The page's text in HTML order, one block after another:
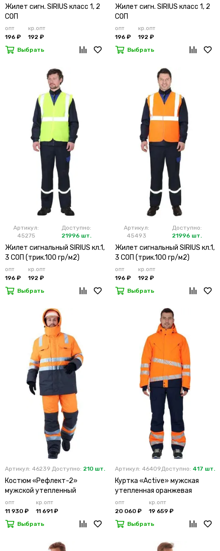
Жилет сигн. SIRIUS класс 1, 2
СОП
опт
196 ₽
кр.опт
192 ₽
Выбрать
Жилет сигн. SIRIUS класс 1, 2
СОП
опт
196 ₽
кр.опт
192 ₽
Выбрать
Артикул:
45275
Доступно:
21996 шт.
Жилет сигнальный SIRIUS кл.1,
3 СОП (трик.100 гр/м2)
лимонный
опт
196 ₽
кр.опт
192 ₽
Выбрать
Артикул:
45493
Доступно:
21996 шт.
Жилет сигнальный SIRIUS кл.1,
3 СОП (трик.100 гр/м2)
оранжевый
опт
196 ₽
кр.опт
192 ₽
Выбрать
Артикул: 46239 Доступно: 210 шт.
Костюм «Рефлект-2»
мужской утепленный
оранжевый с п/к
опт
11 930 ₽
кр.опт
11 691 ₽
Выбрать
Артикул: 46409Доступно: 417 шт.
Куртка «Active» мужская
утепленная оранжевая
опт
20 060 ₽
кр.опт
19 659 ₽
Выбрать